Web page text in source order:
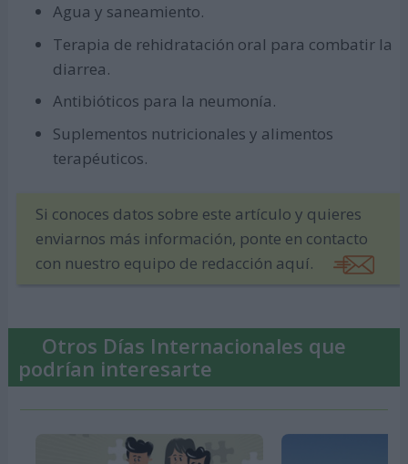
Agua y saneamiento.
Terapia de rehidratación oral para combatir la
diarrea.
Antibióticos para la neumonía.
Suplementos nutricionales y alimentos
terapéuticos.
Si conoces datos sobre este artículo y quieres
enviarnos más información, ponte en contacto
con nuestro equipo de redacción aquí.
Otros Días Internacionales que
podrían interesarte